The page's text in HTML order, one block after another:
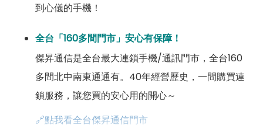
到心儀的手機！
全台「160多間門市」安心有保障！
傑昇通信是全台最大連鎖手機/通訊門市，全台160
多間北中南東通通有。40年經營歷史，一間購買連
鎖服務，讓您買的安心用的開心～
🔗點我看全台傑昇通信門市